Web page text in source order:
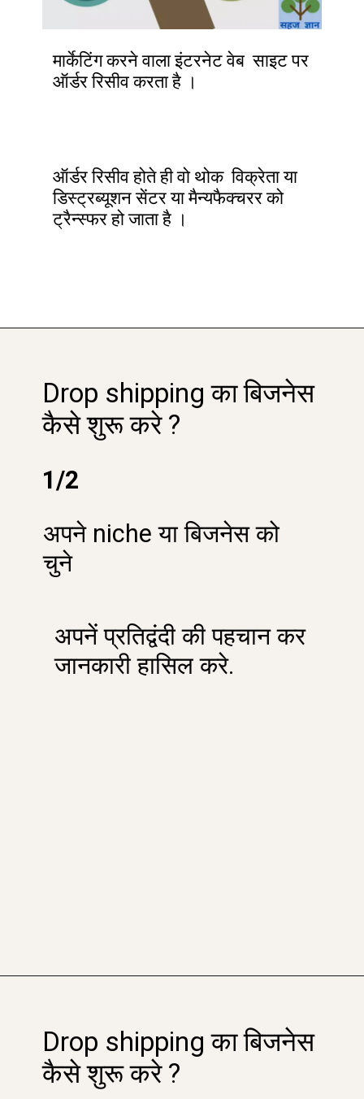
मार्केटिंग करने वाला इंटरनेट वेब साइट पर
ऑर्डर रिसीव करता है ।
ऑर्डर रिसीव होते ही वो थोक विक्रेता या
डिस्ट्रब्यूशन सेंटर या मैन्यफैक्चरर को
ट्रैन्स्फर हो जाता है ।
Drop shipping का बिजनेस
कैसे शुरू करे ?
अपने niche या बिजनेस को
चुने
अपनें प्रतिद्वंदी की पहचान कर
जानकारी हासिल करे.
1/2
Drop shipping का बिजनेस
कैसे शुरू करे ?